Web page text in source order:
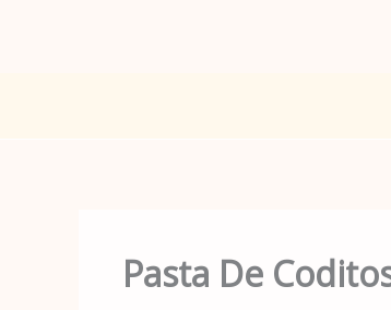
Pasta De